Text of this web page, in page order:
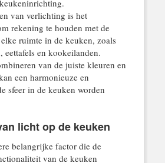
van verlichting is het
rekening te houden met de
ruimte in de keuken, zoals
eettafels en kookeilanden.
van de juiste kleuren en
een harmonieuze en
sfeer in de keuken worden
licht op de keuken
belangrijke factor die de
van de keuken